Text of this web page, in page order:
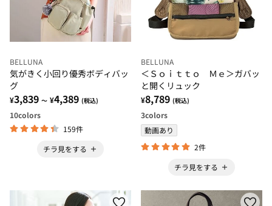
BELLUNA
気がきく小回り優秀ボディバッ
グ
¥3,839 ～ ¥4,389 (税込)
10colors
159件
チラ見をする
BELLUNA
＜Ｓｏｉｔｔｏ Ｍｅ＞ガバッ
と開くリュック
¥8,789 (税込)
3colors
動画あり
2件
チラ見をする